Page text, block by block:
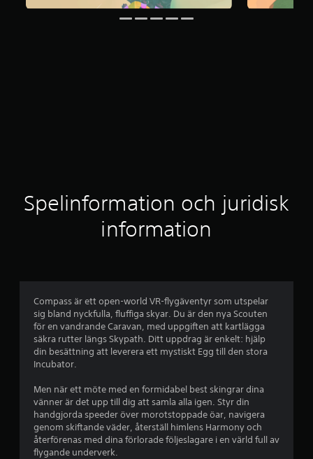
Spelinformation och juridisk
information
Compass är ett open-world VR-flygäventyr som utspelar
sig bland nyckfulla, fluffiga skyar. Du är den nya Scouten
för en vandrande Caravan, med uppgiften att kartlägga
säkra rutter längs Skypath. Ditt uppdrag är enkelt: hjälp
din besättning att leverera ett mystiskt Egg till den stora
Incubator.
Men när ett möte med en formidabel best skingrar dina
vänner är det upp till dig att samla alla igen. Styr din
handgjorda speeder över morotstoppade öar, navigera
genom skiftande väder, återställ himlens Harmony och
återförenas med dina förlorade följeslagare i en värld full av
flygande underverk.